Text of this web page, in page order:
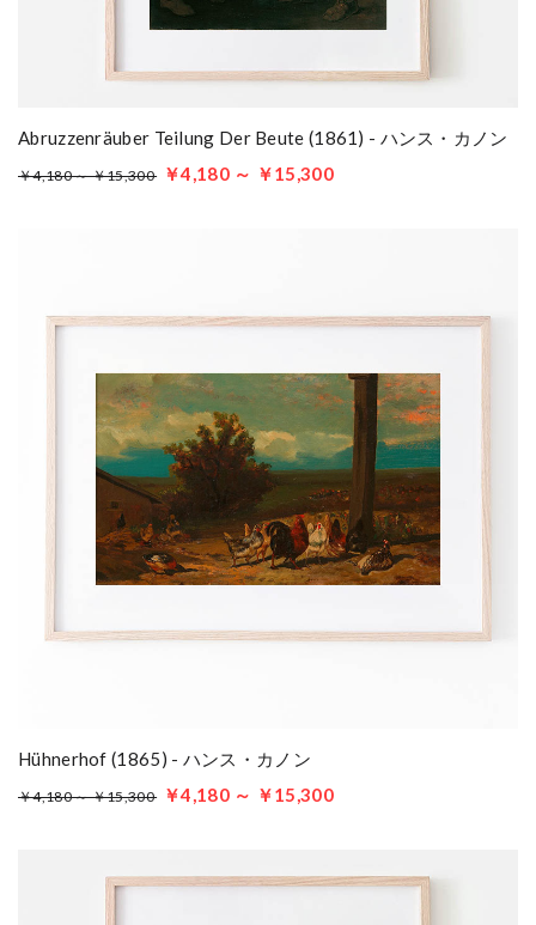
Abruzzenräuber Teilung Der Beute (1861) - ハンス・カノン
￥4,180 ～ ￥15,300 ￥4,180 ～ ￥15,300
Hühnerhof (1865) - ハンス・カノン
￥4,180 ～ ￥15,300 ￥4,180 ～ ￥15,300